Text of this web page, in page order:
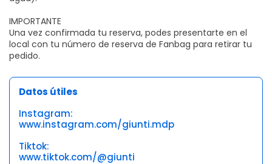
IMPORTANTE
Una vez confirmada tu reserva, podes presentarte en el
local con tu número de reserva de Fanbag para retirar tu
pedido.
Datos útiles
Instagram:
www.instagram.com/giunti.mdp
Tiktok:
www.tiktok.com/@giunti